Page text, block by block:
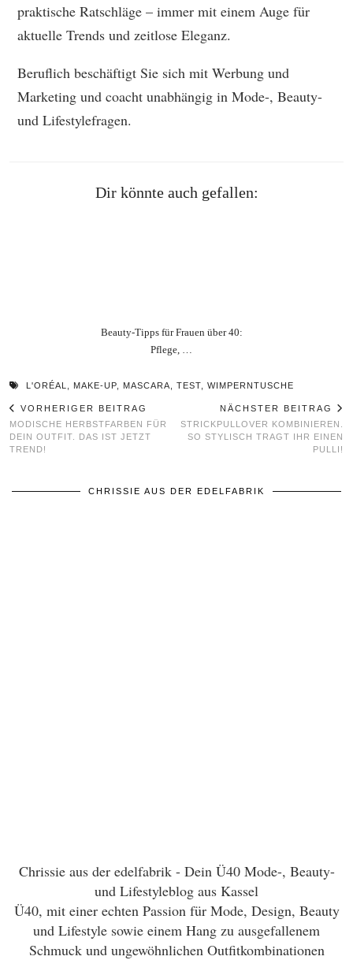
praktische Ratschläge – immer mit einem Auge für
aktuelle Trends und zeitlose Eleganz.
Beruflich beschäftigt Sie sich mit Werbung und
Marketing und coacht unabhängig in Mode-, Beauty-
und Lifestylefragen.
Dir könnte auch gefallen:
Beauty‑Tipps für Frauen über 40:
Pflege, …
L'ORÉAL MAKE-UP MASCARA TEST WIMPERNTUSCHE
VORHERIGER BEITRAG
MODISCHE HERBSTFARBEN FÜR
DEIN OUTFIT. DAS IST JETZT
TREND!
NÄCHSTER BEITRAG
STRICKPULLOVER KOMBINIEREN.
SO STYLISCH TRAGT IHR EINEN
PULLI!
CHRISSIE AUS DER EDELFABRIK
Chrissie aus der edelfabrik - Dein Ü40 Mode-, Beauty-
und Lifestyleblog aus Kassel
Ü40, mit einer echten Passion für Mode, Design, Beauty
und Lifestyle sowie einem Hang zu ausgefallenem
Schmuck und ungewöhnlichen Outfitkombinationen